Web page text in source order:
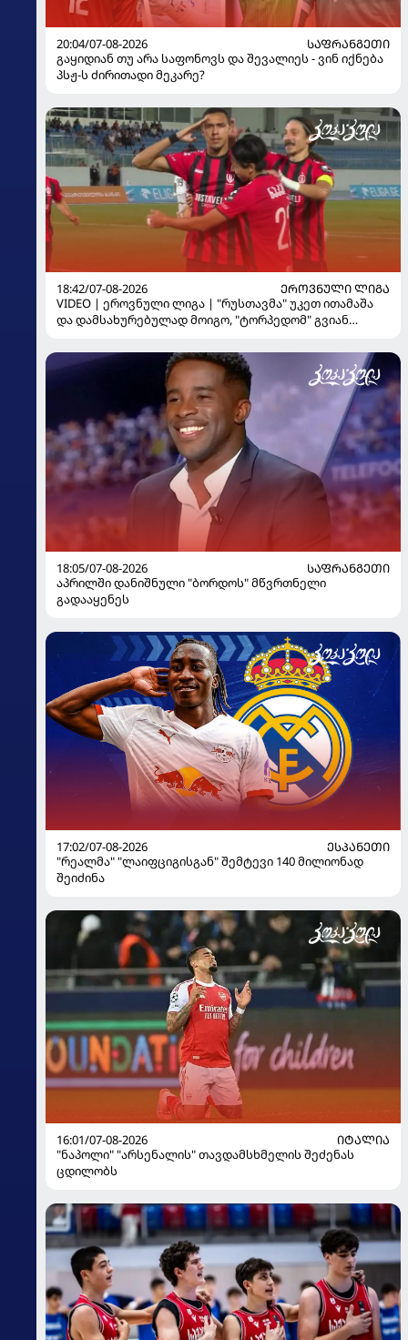
20:04/07-08-2026
ᲡᲐᲤᲠᲐᲜᲒᲔᲗᲘ
გაყიდიან თუ არა საფონოვს და შევალიეს - ვინ იქნება
პსჟ-ს ძირითადი მეკარე?
18:42/07-08-2026
ᲔᲠᲝᲕᲜᲣᲚᲘ ᲚᲘᲒᲐ
VIDEO | ეროვნული ლიგა | "რუსთავმა" უკეთ ითამაშა
და დამსახურებულად მოიგო, "ტორპედომ" გვიან
18:05/07-08-2026
ᲡᲐᲤᲠᲐᲜᲒᲔᲗᲘ
აპრილში დანიშნული "ბორდოს" მწვრთნელი
გადააყენეს
17:02/07-08-2026
ᲔᲡᲞᲐᲜᲔᲗᲘ
"რეალმა" "ლაიფციგისგან" შემტევი 140 მილიონად
შეიძინა
16:01/07-08-2026
ᲘᲢᲐᲚᲘᲐ
"ნაპოლი" "არსენალის" თავდამსხმელის შეძენას
ცდილობს